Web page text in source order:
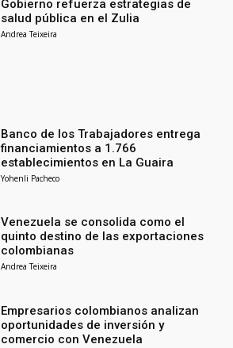
Gobierno refuerza estrategias de
salud pública en el Zulia
Andrea Teixeira
Banco de los Trabajadores entrega
financiamientos a 1.766
establecimientos en La Guaira
Yohenli Pacheco
Venezuela se consolida como el
quinto destino de las exportaciones
colombianas
Andrea Teixeira
Empresarios colombianos analizan
oportunidades de inversión y
comercio con Venezuela